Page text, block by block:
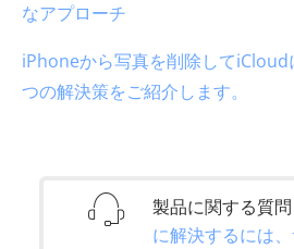
なアプローチ
iPhoneから写真を削除して
つの解決策をご紹介します。
製品に関する質問
に解決するには